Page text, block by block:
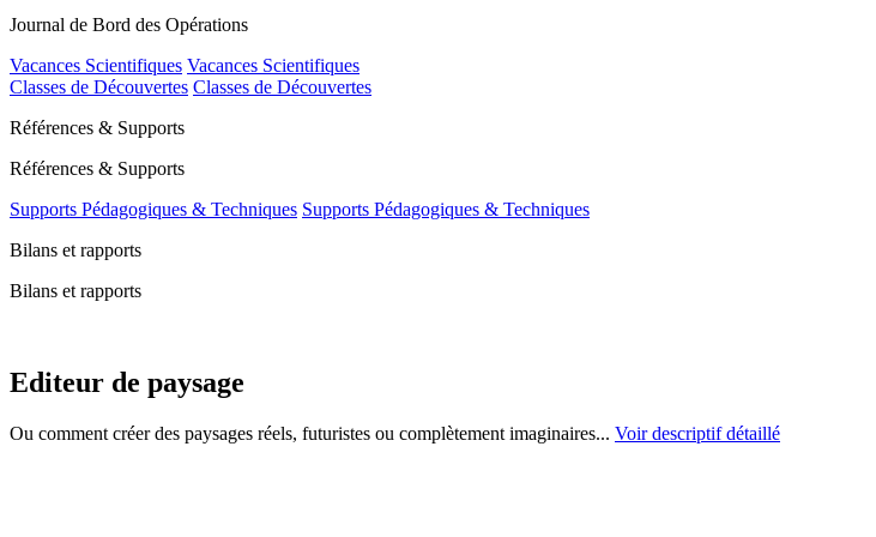
Journal de Bord des Opérations
Vacances Scientifiques Vacances Scientifiques
Classes de Découvertes Classes de Découvertes
Références & Supports
Références & Supports
Supports Pédagogiques & Techniques Supports Pédagogiques & Techniques
Bilans et rapports
Bilans et rapports
Editeur de paysage
Ou comment créer des paysages réels, futuristes ou complètement imaginaires... Voir descriptif détaillé